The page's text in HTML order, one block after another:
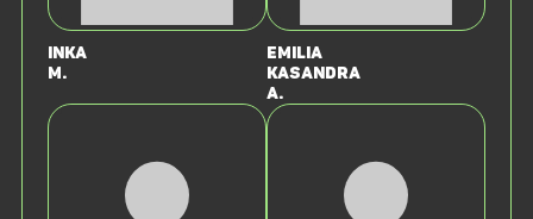
Inka
M.
Emilia
Kasandra
A.